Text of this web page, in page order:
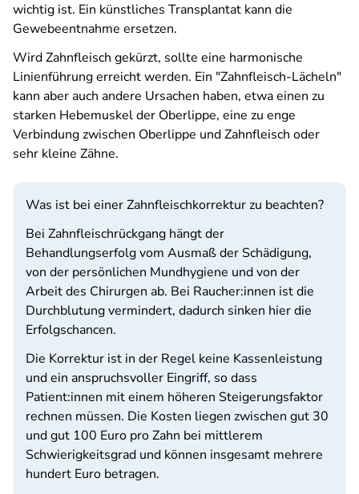
wichtig ist. Ein künstliches Transplantat kann die
Gewebeentnahme ersetzen.
Wird Zahnfleisch gekürzt, sollte eine harmonische
Linienführung erreicht werden. Ein "Zahnfleisch-Lächeln"
kann aber auch andere Ursachen haben, etwa einen zu
starken Hebemuskel der Oberlippe, eine zu enge
Verbindung zwischen Oberlippe und Zahnfleisch oder
sehr kleine Zähne.
Was ist bei einer Zahnfleischkorrektur zu beachten?
Bei Zahnfleischrückgang hängt der
Behandlungserfolg vom Ausmaß der Schädigung,
von der persönlichen Mundhygiene und von der
Arbeit des Chirurgen ab. Bei Raucher:innen ist die
Durchblutung vermindert, dadurch sinken hier die
Erfolgschancen.
Die Korrektur ist in der Regel keine Kassenleistung
und ein anspruchsvoller Eingriff, so dass
Patient:innen mit einem höheren Steigerungsfaktor
rechnen müssen. Die Kosten liegen zwischen gut 30
und gut 100 Euro pro Zahn bei mittlerem
Schwierigkeitsgrad und können insgesamt mehrere
hundert Euro betragen.